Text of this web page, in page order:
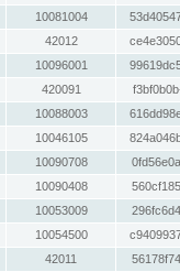
10081004
42012
10096001
420091
10088003
10046105
10090708
10090408
10053009
10054500
42011